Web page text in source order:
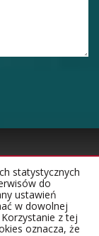
statystycznych
do
ustawień
w dowolnej
z tej
oznacza, że